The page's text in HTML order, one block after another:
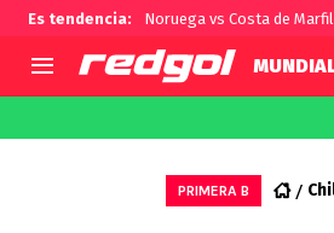
Es tendencia: Noruega vs Costa de Marfil
Selección
PRIMERA B